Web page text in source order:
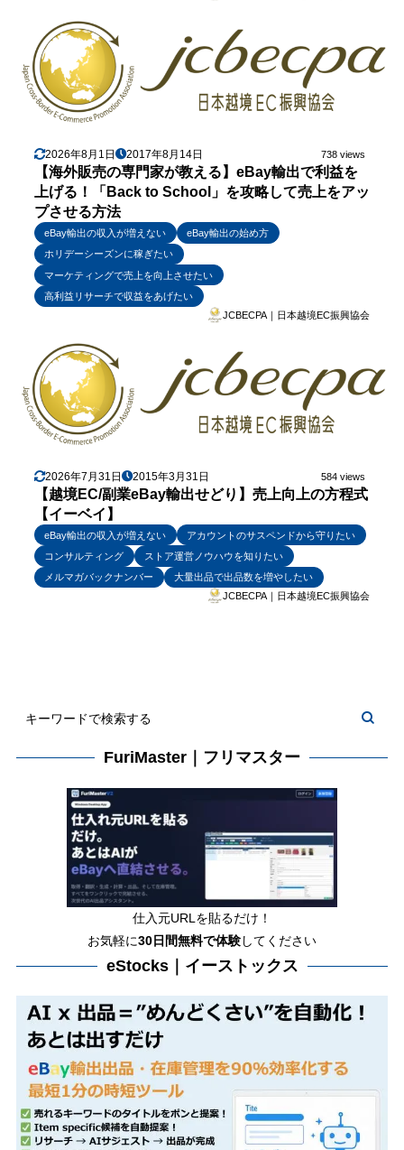
2026年8月1日 2017年8月14日 738 views
【海外販売の専門家が教える】eBay輸出で利益を
上げる！「Back to School」を攻略して売上をアッ
プさせる方法
eBay輸出の収入が増えない
eBay輸出の始め方
ホリデーシーズンに稼ぎたい
マーケティングで売上を向上させたい
高利益リサーチで収益をあげたい
JCBECPA｜日本越境EC振興協会
2026年7月31日 2015年3月31日 584 views
【越境EC/副業eBay輸出せどり】売上向上の方程式
【イーベイ】
eBay輸出の収入が増えない
アカウントのサスペンドから守りたい
コンサルティング
ストア運営ノウハウを知りたい
メルマガバックナンバー
大量出品で出品数を増やしたい
JCBECPA｜日本越境EC振興協会
FuriMaster｜フリマスター
仕入元URLを貼るだけ！
お気軽に30日間無料で体験してください
eStocks｜イーストックス